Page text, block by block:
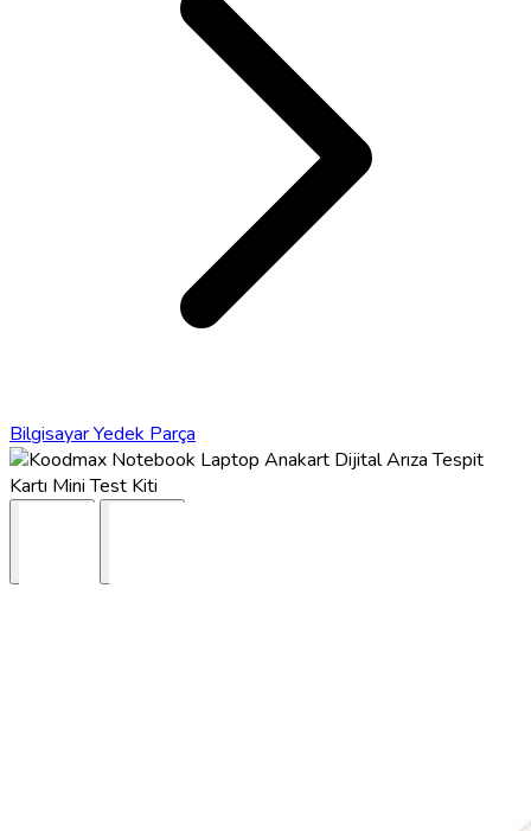
Bilgisayar Yedek Parça